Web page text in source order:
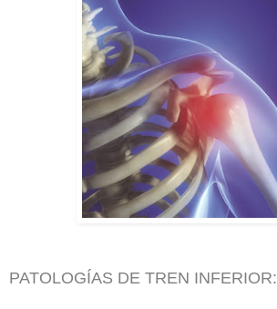
PATOLOGÍAS DE TREN INFERIOR: